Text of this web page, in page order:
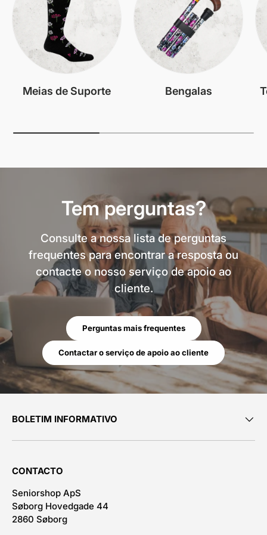
Meias de Suporte Bengalas
Tem perguntas?
Consulte a nossa lista de perguntas
frequentes para encontrar a resposta ou
contacte o nosso serviço de apoio ao
cliente.
Perguntas mais frequentes
Contactar o serviço de apoio ao cliente
BOLETIM INFORMATIVO
CONTACTO
Seniorshop ApS
Søborg Hovedgade 44
2860 Søborg